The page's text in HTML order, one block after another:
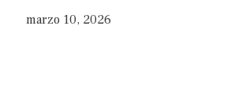
marzo 10, 2026